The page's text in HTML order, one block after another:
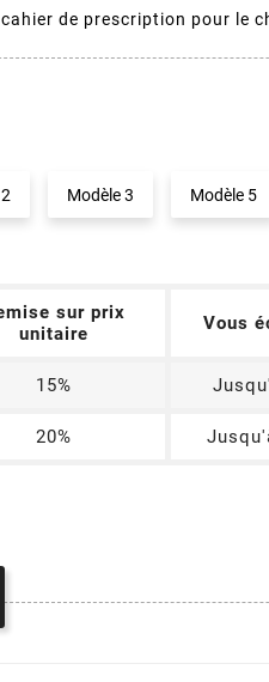
de prescription pour le
Modèle 3 Modèle 5
sur prix
unitaire
Vous
15%
20%